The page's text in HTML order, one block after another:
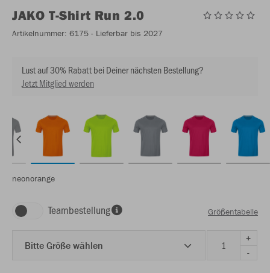
JAKO T-Shirt Run 2.0
Artikelnummer: 6175 - Lieferbar bis 2027
Lust auf 30% Rabatt bei Deiner nächsten Bestellung?
Jetzt Mitglied werden
neonorange
Teambestellung Größentabelle
Bitte Größe wählen
+
-